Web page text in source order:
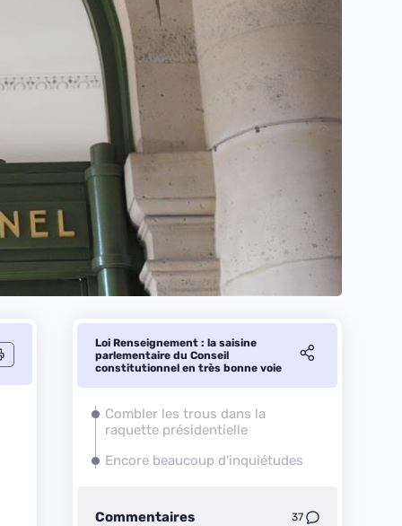
Loi Renseignement : la saisine
parlementaire du Conseil
constitutionnel en très bonne voie
Combler les trous dans la
raquette présidentielle
Encore beaucoup d'inquiétudes
Commentaires 37